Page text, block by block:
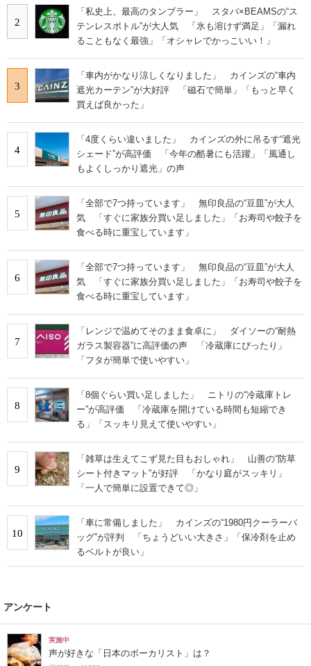
2
「私史上、最高のタンブラー」 スタバ×BEAMSの“ス
テンレスボトル”が大人気 「氷も溶けず満足」「漏れ
ることもなく最強」「オシャレでかっこいい！」
3
「車内がかなり涼しくなりました」 カインズの“車内
遮光カーテン”が大好評 「磁石で簡単」「もっと早く
買えば良かった」
4
「4度くらい違いました」 カインズの外に吊るす“遮光
シェード”が高評価 「今年の酷暑にも活躍」「風通し
もよくしっかり遮光」の声
5
「全部で7つ持っています」 無印良品の“豆皿”が大人
気 「すぐに家族分買い足しました」「お寿司や餃子を
食べる時に重宝しています」
6
「全部で7つ持っています」 無印良品の“豆皿”が大人
気 「すぐに家族分買い足しました」「お寿司や餃子を
食べる時に重宝しています」
7
「レンジで温めてそのまま食卓に」 ダイソーの“耐熱
ガラス製容器”に高評価の声 「冷蔵庫にぴったり」
「フタが簡単で使いやすい」
8
「8個ぐらい買い足しました」 ニトリの“冷蔵庫トレ
ー”が高評価 「冷蔵庫を開けている時間も短縮でき
る」「スッキリ見えて使いやすい」
9
「雑草は生えてこず見た目もおしゃれ」 山善の“防草
シート付きマット”が好評 「かなり庭がスッキリ」
「一人で簡単に設置できて◎」
10
「車に常備しました」 カインズの“1980円クーラーバ
ッグ”が評判 「ちょうどいい大きさ」「保冷剤を止め
るベルトが良い」
アンケート
実施中
声が好きな「日本のボーカリスト」は？